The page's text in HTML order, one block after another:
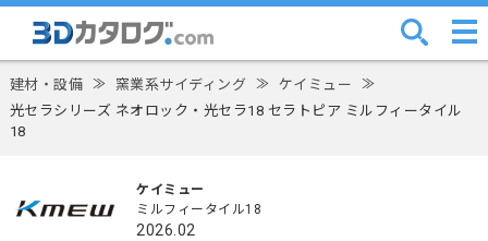
建材・設備 ≫ 窯業系サイディング ≫ ケイミュー ≫
光セラシリーズ ネオロック・光セラ18 セラトピア ミルフィータイル
18
ケイミュー
ミルフィータイル18
2026.02